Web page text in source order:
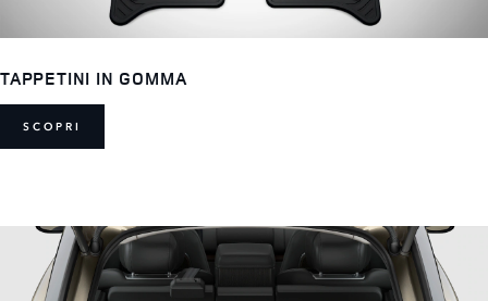
TAPPETINI IN GOMMA
SCOPRI